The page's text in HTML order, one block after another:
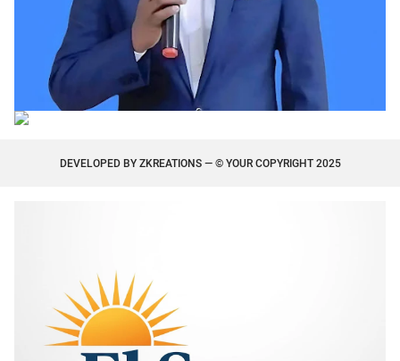
DEVELOPED BY ZKREATIONS— © YOUR COPYRIGHT 2025